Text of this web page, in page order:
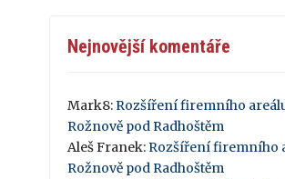
Nejnovější komentáře
Mark8: Rozšíření firemního
Rožnově pod Radhoštěm
Aleš Franek: Rozšíření firemního
Rožnově pod Radhoštěm